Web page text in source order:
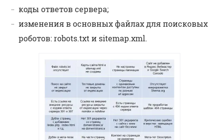
коды ответов сервера;
изменения в основных файлах для поисковых
роботов: robots.txt и sitemap.xml.